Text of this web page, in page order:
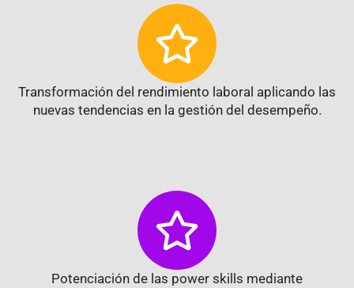
Transformación del rendimiento laboral aplicando las
nuevas tendencias en la gestión del desempeño.
Potenciación de las power skills mediante